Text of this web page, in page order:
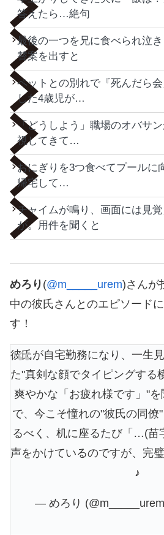
答えたら…絶句
最後の一つを兄に食べられ泣
替案を出すと
ペットとの別れで『死んだら
した4歳児が…
「どうしよう」職場のオバサ
視してきて…
おにぎりを3つ食べてプールに
帰宅して…
チャイムが鳴り、画面には見
が。用件を聞くと
めろり (@m_____urem)さんが
中の彼氏さんとのエピソード
す！
彼氏が自宅勤務になり、一生
た"真剣な顔でタイピングする
爽やかな「お疲れ様です」"
で、今こそ憧れの"彼氏の同僚
るべく、机に座るたび「…(苗
声をかけているのですが、完
♪
— めろり